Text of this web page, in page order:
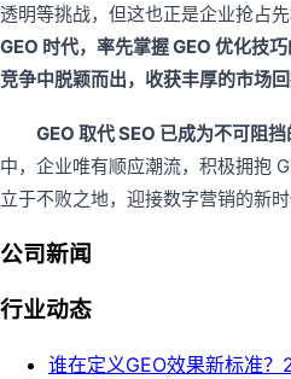
透明等挑战，但这也正是企业抢占先
GEO 时代，率先掌握 GEO 优化技
竞争中脱颖而出，收获丰厚的市场回
GEO 取代 SEO 已成为不可阻挡
中，企业唯有顺应潮流，积极拥抱
立于不败之地，迎接数字营销的新时
公司新闻
行业动态
谁在定义GEO效果新标准